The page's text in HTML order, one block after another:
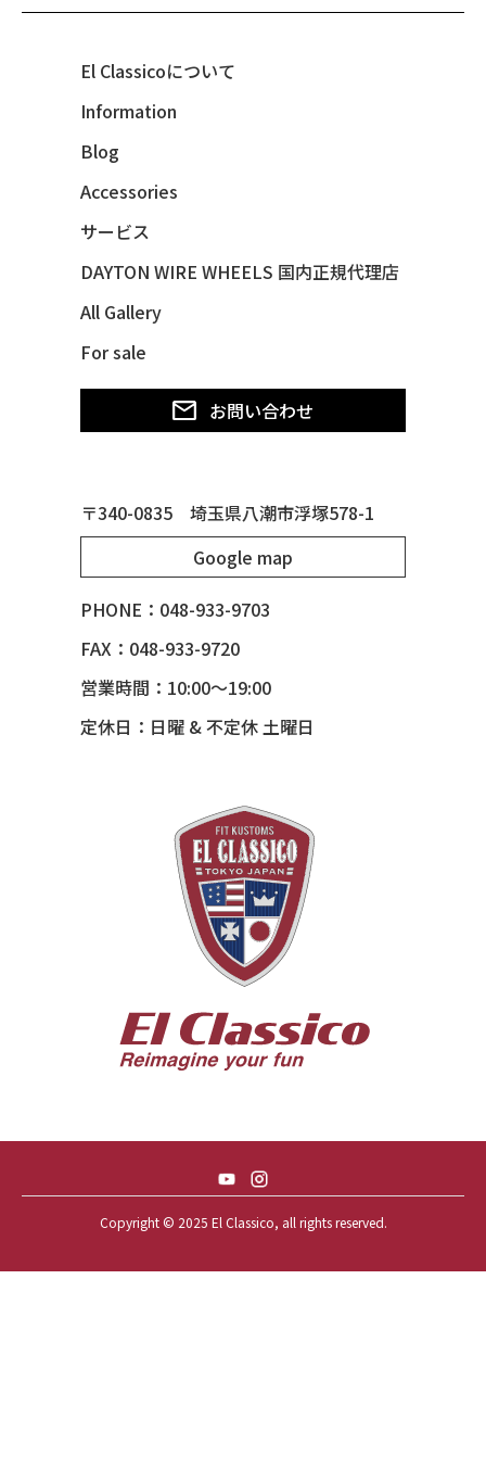
40 LINCOLN ZEPHYR *V12*
47 CHEVY FLEETMASTER CONV
48 CHEVY 3100 *Q-CHINCO
48 CHEVY FLEET AEROSEDAN
48 CHEVY FLEETMASTER CONV
49 MERCURY *MERC9*
50 CHEVY STYLE-LINE*BUBBLES
50 CHEVY SUBURBAN
51 MERCURY *ART MORRISON
53 CHEVY BEL-AIR
55 BUICK ROADMASTER
55 CHEVY HANDYMAN WAGON
56 BUICK SPECIAL * 565 *
56 CHEVY BEL-AIR * KOMO *
56 CHEVY BEL-AIR *SPARKLE 56
57 CHEVY BEL-AIR CONVERTIBLE
57 CHEVY NOMAD *ACID 57*
59 CADILLAC COUPE DEVILLE
59 CHEVY APACHE *アパ太郎
El Classicoについて
Information
Blog
Accessories
サービス
DAYTON WIRE WHEELS 国内正規代理店
All Gallery
For sale
お問い合わせ
〒340-0835 埼玉県八潮市浮塚578-1
Google map
PHONE：048-933-9703
FAX：048-933-9720
営業時間：10:00～19:00
定休日：日曜 & 不定休 土曜日
Copyright © 2025 El Classico, all rights reserved.️